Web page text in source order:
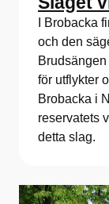
I Brobacka
och den
för utflykter
Brobacka i
reservatets
detta slag.